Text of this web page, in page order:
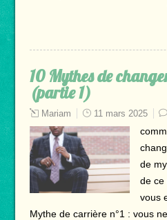
10 Mythes de
(partie 1)
Mariam 11 mars 2025
de
de ce
vous
Mythe de carrière n°1 : vous